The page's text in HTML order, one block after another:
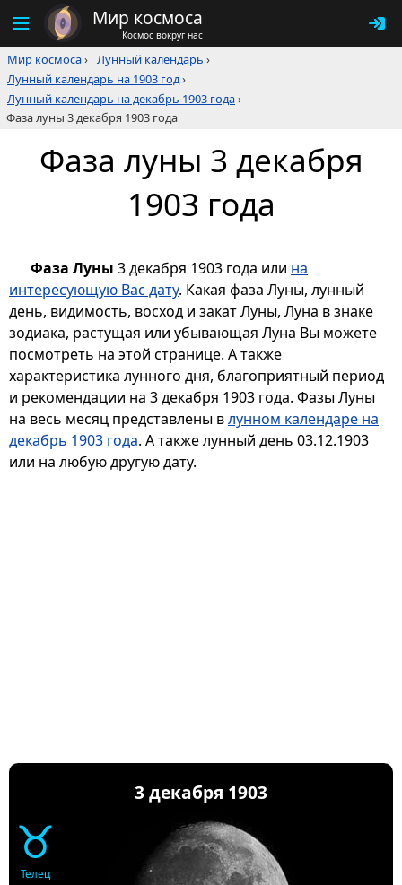
Мир космоса
Космос вокруг нас
Мир космоса› Лунный календарь ›
Лунный календарь на 1903 год›
Лунный календарь на декабрь 1903 года›
Фаза луны 3 декабря 1903 года
Фаза луны 3 декабря
1903 года
Фаза Луны 3 декабря 1903 года или на
интересующую Вас дату. Какая фаза Луны, лунный
день, видимость, восход и закат Луны, Луна в знаке
зодиака, растущая или убывающая Луна Вы можете
посмотреть на этой странице. А также
характеристика лунного дня, благоприятный период
и рекомендации на 3 декабря 1903 года. Фазы Луны
на весь месяц представлены влунном календаре на
декабрь 1903 года. А также лунный день 03.12.1903
или на любую другую дату.
3 декабря 1903
♉
Телец